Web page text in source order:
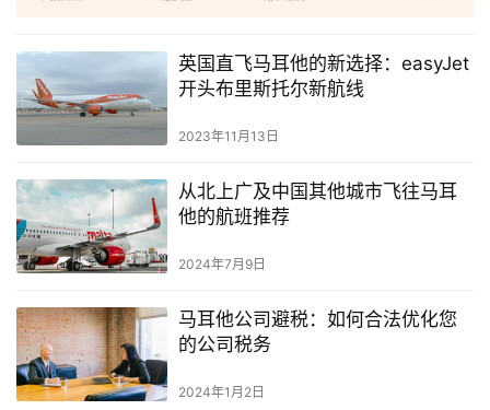
英国直飞马耳他的新选择：easyJet
开头布里斯托尔新航线
2023年11月13日
从北上广及中国其他城市飞往马耳
他的航班推荐
2024年7月9日
马耳他公司避税：如何合法优化您
的公司税务
2024年1月2日